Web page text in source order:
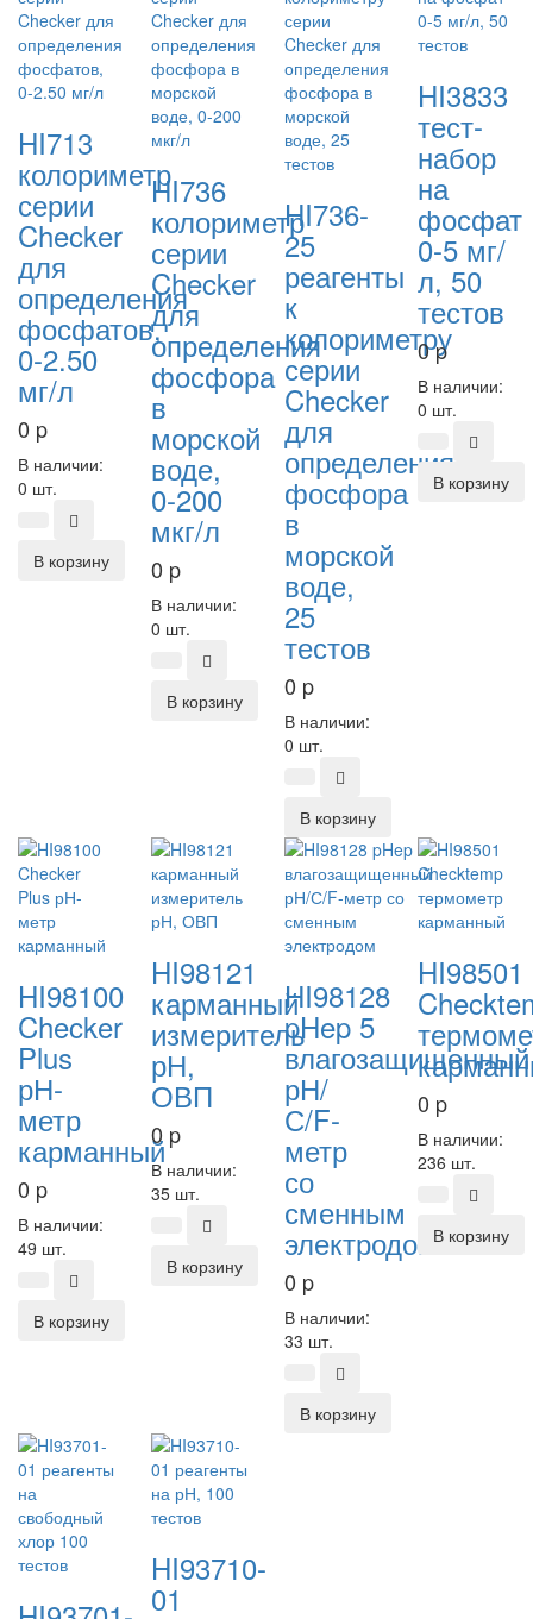
HI713
колориметр
серии
Checker
для
определения
фосфатов,
0-2.50
мг/л
0 p
В наличии:
0 шт.
В корзину
HI736
колориметр
серии
Checker
для
определения
фосфора
в
морской
воде,
0-200
мкг/л
0 p
В наличии:
0 шт.
В корзину
HI736-
25
реагенты
к
колориметру
серии
Checker
для
определения
фосфора
в
морской
воде,
25
тестов
0 p
В наличии:
0 шт.
В корзину
HI3833
тест-
набор
на
фосфат
0-5 мг/
л, 50
тестов
0p
В наличии:
0 шт.
В корзину
HI98100
Checker
Plus
рН-
метр
карманный
0 p
В наличии:
49 шт.
В корзину
HI98121
карманный
измеритель
рН,
ОВП
0 p
В наличии:
35 шт.
В корзину
HI98128
pHep 5
влагозащищенный
рН/
С/F-
метр
со
сменным
электродом
0 p
В наличии:
33 шт.
В корзину
HI98501
0 p
В наличии:
236 шт.
В корзину
HI93710-
01